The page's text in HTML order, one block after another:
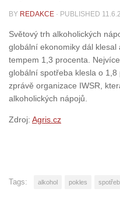
BY REDAKCE · PUBLISHED
Světový trh alkoholických
globální ekonomiky dál
tempem 1,3 procenta.
globální spotřeba klesla o
zprávě organizace IWSR,
alkoholických nápojů.
Zdroj: Agris.cz
Tags: alkohol pokles